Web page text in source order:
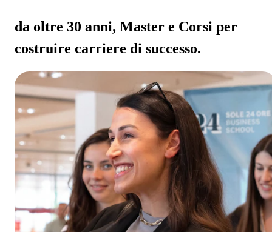
da oltre 30 anni, Master e Corsi per
costruire carriere di successo.